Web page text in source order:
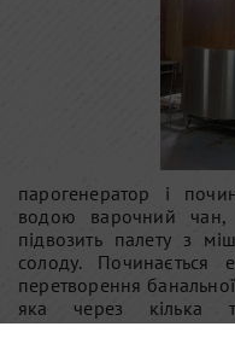
парогенератор і
водою варочний чан,
підвозить палету з
солоду. Починається
перетворення
яка через кілька
перекачується у